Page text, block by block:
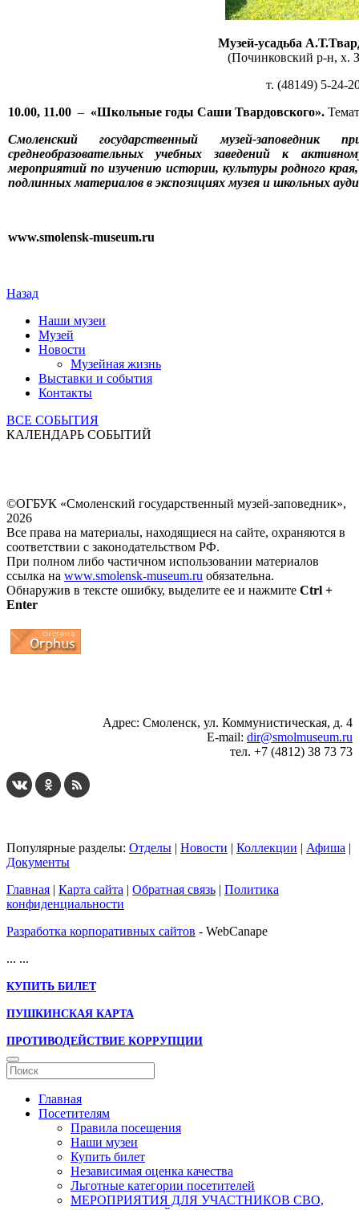
Музей-усадьба
(Починковский р-н, х.
т. (48149) 5-24-
10.00, 11.00 – «Школьные годы Саши Твардовского».
Смоленский государственный музей-заповедник
среднеобразовательных учебных заведений к
мероприятий по изучению истории, культуры родного
подлинных материалов в экспозициях музея и школьных
www.smolensk-museum.ru
Назад
Наши музеи
Музей
Новости
Музейная жизнь
Выставки и события
Контакты
ВСЕ СОБЫТИЯ
КАЛЕНДАРЬ СОБЫТИЙ
©ОГБУК «Смоленский государственный музей-заповедник»,
2026
Все права на материалы, находящиеся на сайте, охраняются в
соответствии с законодательством РФ.
При полном либо частичном использовании материалов
ссылка на www.smolensk-museum.ru обязательна.
Обнаружив в тексте ошибку, выделите ее и нажмите Ctrl +
Enter
Адрес: Смоленск, ул. Коммунистическая, д. 4
E-mail: dir@smolmuseum.ru
тел. +7 (4812) 38 73 73
Популярные разделы: Отделы | Новости | Коллекции | Афиша |
Документы
Главная | Карта сайта | Обратная связь | Политика
конфиденциальности
Разработка корпоративных сайтов - WebCanape
... ...
КУПИТЬ БИЛЕТ
ПУШКИНСКАЯ КАРТА
ПРОТИВОДЕЙСТВИЕ КОРРУПЦИИ
Главная
Посетителям
Правила посещения
Наши музеи
Купить билет
Независимая оценка качества
Льготные категории посетителей
МЕРОПРИЯТИЯ ДЛЯ УЧАСТНИКОВ СВО,